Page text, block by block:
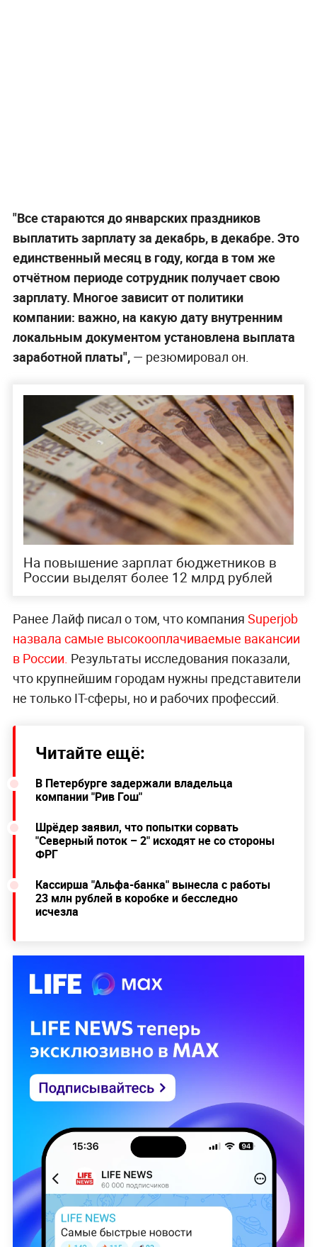
"Все стараются до январских праздников
выплатить зарплату за декабрь, в декабре. Это
единственный месяц в году, когда в том же
отчётном периоде сотрудник получает свою
зарплату. Многое зависит от политики
компании: важно, на какую дату внутренним
локальным документом установлена выплата
заработной платы",— резюмировал он.
На повышение зарплат бюджетников в
России выделят более 12 млрд рублей
Ранее Лайф писал о том, что компания Superjob
назвала самые высокооплачиваемые вакансии
в России. Результаты исследования показали,
что крупнейшим городам нужны представители
не только IT-сферы, но и рабочих профессий.
Читайте ещё:
В Петербурге задержали владельца
компании "Рив Гош"
Шрёдер заявил, что попытки сорвать
"Северный поток – 2" исходят не со стороны
ФРГ
Кассирша "Альфа-банка" вынесла с работы
23 млн рублей в коробке и бесследно
исчезла